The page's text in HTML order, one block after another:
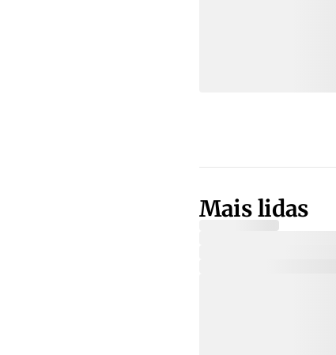
Mais lidas